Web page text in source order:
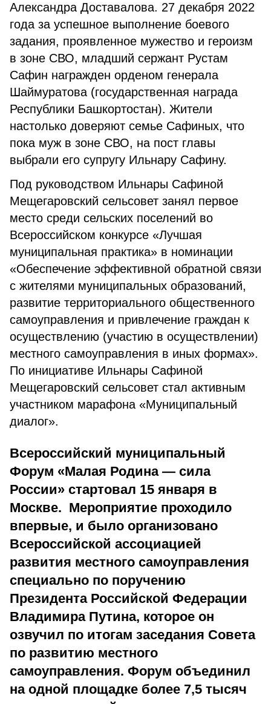
Александра Доставалова. 27 декабря 2022
года за успешное выполнение боевого
задания, проявленное мужество и героизм
в зоне СВО, младший сержант Рустам
Сафин награжден орденом генерала
Шаймуратова (государственная награда
Республики Башкортостан). Жители
настолько доверяют семье Сафиных, что
пока муж в зоне СВО, на пост главы
выбрали его супругу Ильнару Сафину.
Под руководством Ильнары Сафиной
Мещегаровский сельсовет занял первое
место среди сельских поселений во
Всероссийском конкурсе «Лучшая
муниципальная практика» в номинации
«Обеспечение эффективной обратной связи
с жителями муниципальных образований,
развитие территориального общественного
самоуправления и привлечение граждан к
осуществлению (участию в осуществлении)
местного самоуправления в иных формах».
По инициативе Ильнары Сафиной
Мещегаровский сельсовет стал активным
участником марафона «Муниципальный
диалог».
Всероссийский муниципальный
Форум «Малая Родина — сила
России» стартовал 15 января в
Москве. Мероприятие проходило
впервые, и было организовано
Всероссийской ассоциацией
развития местного самоуправления
специально по поручению
Президента Российской Федерации
Владимира Путина, которое он
озвучил по итогам заседания Совета
по развитию местного
самоуправления. Форум объединил
на одной площадке более 7,5 тысяч